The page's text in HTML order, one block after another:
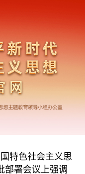
特色社会主义思
部署会议上强调